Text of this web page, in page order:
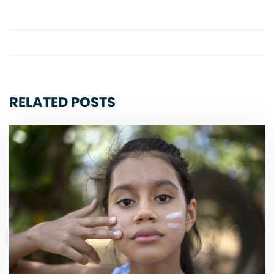
RELATED POSTS